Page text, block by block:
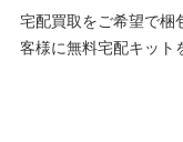
宅配買取をご希望で梱
客様に無料宅配キット